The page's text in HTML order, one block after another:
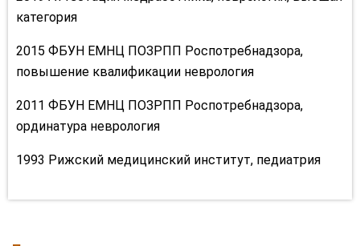
категория
2015 ФБУН ЕМНЦ ПОЗРПП Роспотребнадзора,
повышение квалификации неврология
2011 ФБУН ЕМНЦ ПОЗРПП Роспотребнадзора,
ординатура неврология
1993 Рижский медицинский институт, педиатрия